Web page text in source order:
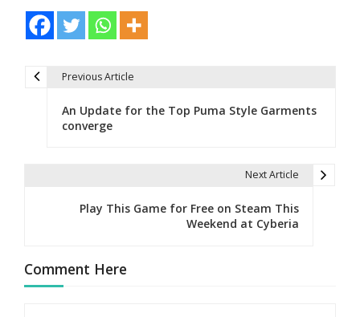
c
i
Previous Article
An Update for the Top Puma Style Garments
converge
Next Article
Play This Game for Free on Steam This
Weekend at Cyberia
Comment Here